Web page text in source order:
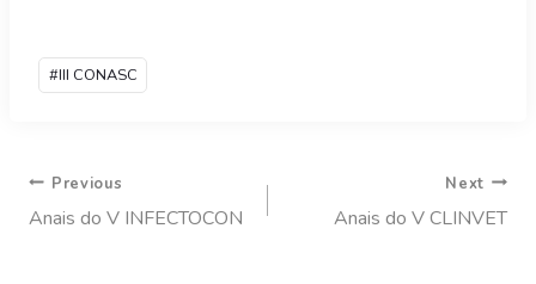
#III CONASC
Previous
Anais do V INFECTOCON
Next
Anais do V CLINVET